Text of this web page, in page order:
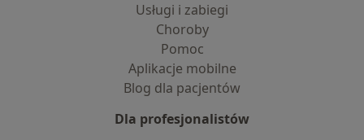
Usługi i zabiegi
Choroby
Pomoc
Aplikacje mobilne
Blog dla pacjentów
Dla profesjonalistów